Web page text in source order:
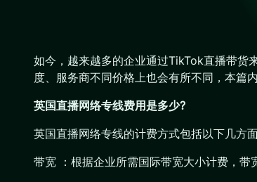
如今，越来越多的企业通过TikTok直播带货
度、服务商不同价格上也会有所不同，本篇
英国直播网络专线费用是多少?
英国直播网络专线的计费方式包括以下几方面
带宽 ：根据企业所需国际带宽大小计费，